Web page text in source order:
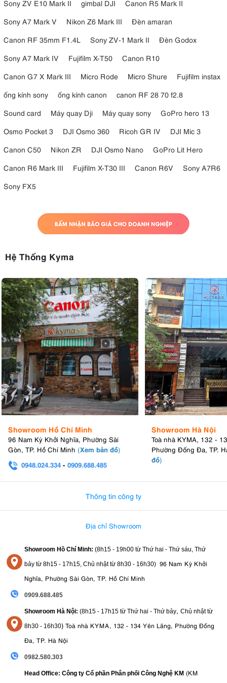
việc lắp đặt phụ kiện nhanh chóng và chắc chắn hơn. Thiết kế này
Spotlight hoặc Softbox cỡ đại.
Ngàm ProLock không chỉ đảm bảo độ an toàn mà còn giúp căn chỉnh
từng thiết lập quay.
8. Hỗ trợ đầy đủ các giao thức điều khiển
đại dành cho ngành công nghiệp ánh sáng chuyên nghiệp. Đèn hỗ
trợ CRMX không dây, DMX512 In/Out, Art-Net, sACN qua cổng
etherCON cùng hệ sinh thái Sidus Mesh độc quyền của Aputure.
Nhờ đó, Storm 1200x dễ dàng tích hợp vào các hệ thống ánh sáng
quy mô lớn từ studio, truyền hình cho đến các dự án điện ảnh quốc
tế.
9. Chuẩn chống chịu thời tiết IP65
Được thiết kế dành cho môi trường làm việc khắc nghiệt, Aputure
Storm 1200x sở hữu khả năng chống bụi và chống nước chuẩn IP65
trên toàn bộ hệ thống gồm đầu đèn, bộ điều khiển và dây cáp kết
nối. Người dùng có thể yên tâm vận hành đèn ngoài trời dưới mưa
nhẹ, môi trường nhiều bụi hoặc điều kiện sản xuất khắc nghiệt mà
10. Đối tượng sử dụng của Aputure Storm
1200x
Aputure Storm 1200x được thiết kế dành cho các chuyên gia và đơn
vị sản xuất hình ảnh cần một nguồn sáng công suất lớn, chất lượng
cao và khả năng kiểm soát màu sắc chính xác. Sản phẩm đặc biệt
phù hợp với:
Đoàn làm phim điện ảnh và truyền hình chuyên nghiệp.
Sony ZV E10 Mark II
gimbal DJI
Canon R5 Mark II
Sony A7 Mark V
Nikon Z6 Mark III
Đèn amaran
Canon RF 35mm F1.4L
Sony ZV-1 Mark II
Đèn Godox
Sony A7 Mark IV
Fujifilm X-T50
Canon R10
Canon G7 X Mark III
Micro Rode Micro Shure
Fujifilm instax
ống kính sony
ống kính canon
canon RF 28 70 f2.8
Sound card
Máy quay Dji Máy quay sony
GoPro hero 13
Osmo Pocket 3
DJI Osmo 360 Ricoh GR IV
DJI Mic 3
Canon C50
Nikon ZR DJI Osmo Nano
GoPro Lit Hero
Canon R6 Mark III
Fujifilm X-T30 III Canon R6V
Sony A7R6
Sony FX5
Hệ Thống Kyma
Showroom Hồ Chí Minh
96 Nam Kỳ Khởi Nghĩa, Phường Sài
Gòn, TP. Hồ Chí Minh (Xem bản đồ)
0948.024.334 - 0909.688.485
Showroom Hà Nội
Toà nhà KYMA, 132 -
Phường Đống Đa, TP.
đồ)
Thông tin công ty
Địa chỉ Showroom
Showroom Hồ Chí Minh: (8h15 - 19h00 từ Thứ hai - Thứ sáu, Thứ
bảy từ 8h15 - 17h15, Chủ nhật từ 8h30 - 16h30) 96 Nam Kỳ Khởi
Nghĩa, Phường Sài Gòn, TP. Hồ Chí Minh
0909.688.485
Showroom Hà Nội: (8h15 - 17h15 từ Thứ hai - Thứ bảy, Chủ nhật từ
8h30 - 16h30) Toà nhà KYMA, 132 - 134 Yên Lãng, Phường Đống
Đa, TP. Hà Nội
0982.580.303
Head Office: Công ty Cổ phần Phân phối Công Nghệ KM (KM